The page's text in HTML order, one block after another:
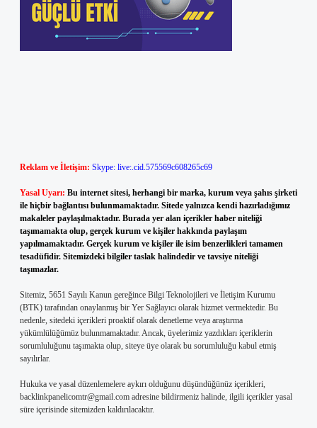
Reklam ve İletişim: Skype: live:.cid.575569c608265c69
Yasal Uyarı: Bu internet sitesi, herhangi bir marka, kurum veya şahıs şirketi
ile hiçbir bağlantısı bulunmamaktadır. Sitede yalnızca kendi hazırladığımız
makaleler paylaşılmaktadır. Burada yer alan içerikler haber niteliği
taşımamakta olup, gerçek kurum ve kişiler hakkında paylaşım
yapılmamaktadır. Gerçek kurum ve kişiler ile isim benzerlikleri tamamen
tesadüfidir. Sitemizdeki bilgiler taslak halindedir ve tavsiye niteliği
taşımazlar.
Sitemiz, 5651 Sayılı Kanun gereğince Bilgi Teknolojileri ve İletişim Kurumu
(BTK) tarafından onaylanmış bir Yer Sağlayıcı olarak hizmet vermektedir. Bu
nedenle, sitedeki içerikleri proaktif olarak denetleme veya araştırma
yükümlülüğümüz bulunmamaktadır. Ancak, üyelerimiz yazdıkları içeriklerin
sorumluluğunu taşımakta olup, siteye üye olarak bu sorumluluğu kabul etmiş
sayılırlar.
Hukuka ve yasal düzenlemelere aykırı olduğunu düşündüğünüz içerikleri,
backlinkpanelicomtr@gmail.com adresine bildirmeniz halinde, ilgili içerikler yasal
süre içerisinde sitemizden kaldırılacaktır.